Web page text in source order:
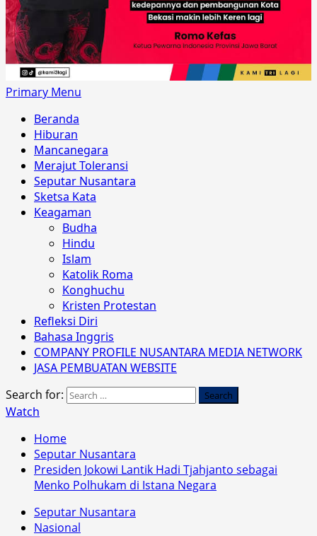
Primary Menu
Beranda
Hiburan
Mancanegara
Merajut Toleransi
Seputar Nusantara
Sketsa Kata
Keagaman
Budha
Hindu
Islam
Katolik Roma
Konghuchu
Kristen Protestan
Refleksi Diri
Bahasa Inggris
COMPANY PROFILE NUSANTARA MEDIA NETWORK
JASA PEMBUATAN WEBSITE
Search for:
Watch
Home
Seputar Nusantara
Presiden Jokowi Lantik Hadi Tjahjanto sebagai
Menko Polhukam di Istana Negara
Seputar Nusantara
Nasional